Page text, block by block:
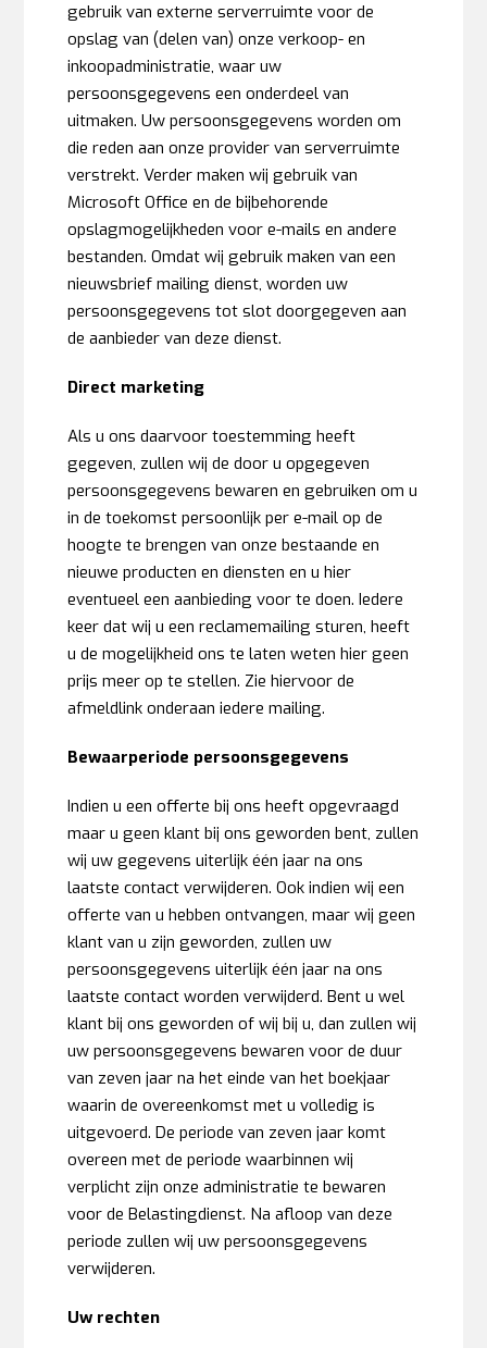
gebruik van externe serverruimte voor de
opslag van (delen van) onze verkoop- en
inkoopadministratie, waar uw
persoonsgegevens een onderdeel van
uitmaken. Uw persoonsgegevens worden om
die reden aan onze provider van serverruimte
verstrekt. Verder maken wij gebruik van
Microsoft Office en de bijbehorende
opslagmogelijkheden voor e-mails en andere
bestanden. Omdat wij gebruik maken van een
nieuwsbrief mailing dienst, worden uw
persoonsgegevens tot slot doorgegeven aan
de aanbieder van deze dienst.
Direct marketing
Als u ons daarvoor toestemming heeft
gegeven, zullen wij de door u opgegeven
persoonsgegevens bewaren en gebruiken om u
in de toekomst persoonlijk per e-mail op de
hoogte te brengen van onze bestaande en
nieuwe producten en diensten en u hier
eventueel een aanbieding voor te doen. Iedere
keer dat wij u een reclamemailing sturen, heeft
u de mogelijkheid ons te laten weten hier geen
prijs meer op te stellen. Zie hiervoor de
afmeldlink onderaan iedere mailing.
Bewaarperiode persoonsgegevens
Indien u een offerte bij ons heeft opgevraagd
maar u geen klant bij ons geworden bent, zullen
wij uw gegevens uiterlijk één jaar na ons
laatste contact verwijderen. Ook indien wij een
offerte van u hebben ontvangen, maar wij geen
klant van u zijn geworden, zullen uw
persoonsgegevens uiterlijk één jaar na ons
laatste contact worden verwijderd. Bent u wel
klant bij ons geworden of wij bij u, dan zullen wij
uw persoonsgegevens bewaren voor de duur
van zeven jaar na het einde van het boekjaar
waarin de overeenkomst met u volledig is
uitgevoerd. De periode van zeven jaar komt
overeen met de periode waarbinnen wij
verplicht zijn onze administratie te bewaren
voor de Belastingdienst. Na afloop van deze
periode zullen wij uw persoonsgegevens
verwijderen.
Uw rechten